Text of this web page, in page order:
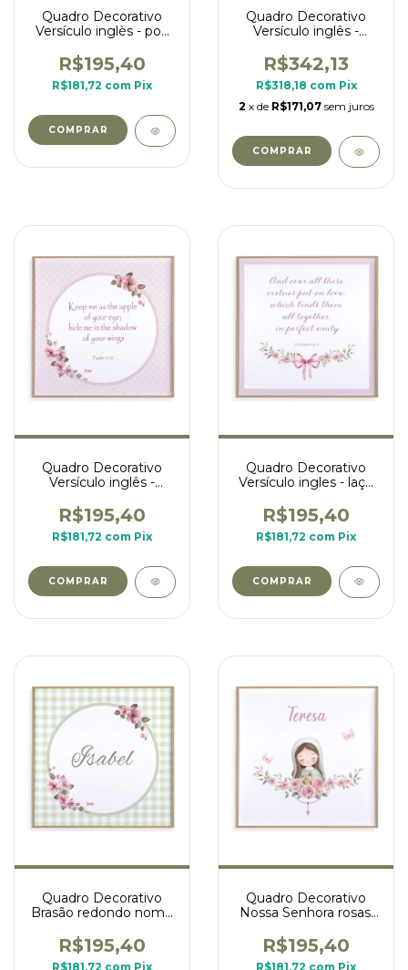
Quadro Decorativo
Versículo inglès - poá
R$195,40
R$181,72 com Pix
COMPRAR
Quadro Decorativo
Versículo inglês -
Aparecida
R$342,13
R$318,18 com Pix
2 x de R$171,07 sem juros
COMPRAR
Quadro Decorativo
Versículo inglês -
fundo rosa
R$195,40
R$181,72 com Pix
COMPRAR
Quadro Decorativo
Versículo ingles - laço
R$195,40
R$181,72 com Pix
COMPRAR
Quadro Decorativo
Brasão redondo nome
flores - Isabel
R$195,40
R$181,72 com Pix
Quadro Decorativo
Nossa Senhora rosas,
Teresa
R$195,40
R$181,72 com Pix